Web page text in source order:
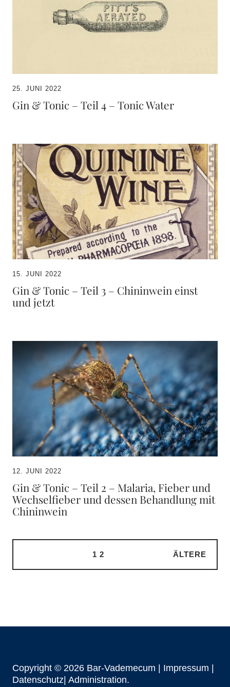
25. JUNI 2022
Gin & Tonic – Teil 4 – Tonic Water
15. JUNI 2022
Gin & Tonic – Teil 3 – Chininwein einst
und jetzt
12. JUNI 2022
Gin & Tonic – Teil 2 – Malaria, Fieber und
Wechselfieber und dessen Behandlung mit
Chininwein
1 2 ÄLTERE
Copyright © 2026 Bar-Vademecum | Impressum
Datenschutz| Administration